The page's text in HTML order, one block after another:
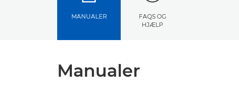
MANUALER
FAQS OG
HJÆLP
Manualer